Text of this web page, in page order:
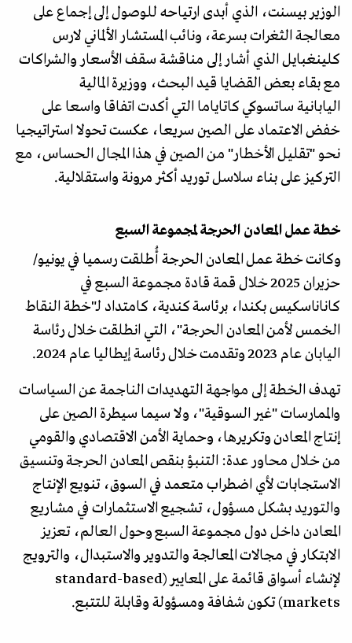
الوزير بيسنت، الذي أبدى ارتياحه للوصول إلى إجماع على
معالجة الثغرات بسرعة، ونائب المستشار الألماني لارس
كلينغبايل الذي أشار إلى مناقشة سقف الأسعار والشراكات
مع بقاء بعض القضايا قيد البحث، ووزيرة المالية
اليابانية ساتسوكي كاتاياما التي أكدت اتفاقا واسعا على
خفض الاعتماد على الصين سريعا، عكست تحولا استراتيجيا
نحو "تقليل الأخطار" من الصين في هذا المجال الحساس، مع
التركيز على بناء سلاسل توريد أكثر مرونة واستقلالية.
خطة عمل المعادن الحرجة لمجموعة السبع
وكانت خطة عمل المعادن الحرجة أُطلقت رسميا في يونيو/
حزيران 2025 خلال قمة قادة مجموعة السبع في
كاناناسكيس بكندا، برئاسة كندية، كامتداد لـ"خطة النقاط
الخمس لأمن المعادن الحرجة"، التي انطلقت خلال رئاسة
اليابان عام 2023 وتقدمت خلال رئاسة إيطاليا عام 2024.
تهدف الخطة إلى مواجهة التهديدات الناجمة عن السياسات
والممارسات "غير السوقية"، ولا سيما سيطرة الصين على
إنتاج المعادن وتكريرها، وحماية الأمن الاقتصادي والقومي
من خلال محاور عدة: التنبؤ بنقص المعادن الحرجة وتنسيق
الاستجابات لأي اضطراب متعمد في السوق، تنويع الإنتاج
والتوريد بشكل مسؤول، تشجيع الاستثمارات في مشاريع
المعادن داخل دول مجموعة السبع وحول العالم، تعزيز
الابتكار في مجالات المعالجة والتدوير والاستبدال، والترويج
لإنشاء أسواق قائمة على المعايير (standard-based
markets) تكون شفافة ومسؤولة وقابلة للتتبع.